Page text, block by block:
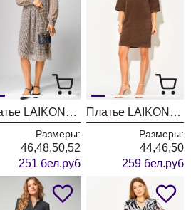
Платье LAIKONY L-053 серо- бежевый
Размеры:
46,48,50,52
251 бел.руб
Платье LAIKONY L-904 шоколадный
Размеры:
44,46,50
259 бел.руб